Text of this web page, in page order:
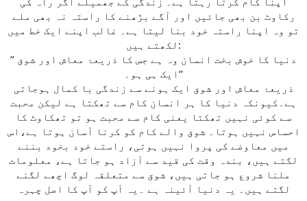
رکاوٹ بن بھی جائیں اور آگے بڑھنے کا راستہ نہ بھی ملے
تو وہ اپنا راستہ خود بنا لیتا ہے۔ غالب اپنے ایک خط میں
لکھتے ہیں:
’’ دنیا کا خوش بخت انسان وہ ہے جس کا ذریعۂ معاش اور شوق
ایک ہی ہو۔‘‘
ذریعۂ معاش اور شوق ایک ہونے سے زندگی با کمال ہوجاتی
ہے۔کیونکہ دنیا کا ہر انسان کام سے تھکتا ہے لیکن محبت
سے کوئی نہیں تھکتا یعنی کام سے محبت ہو تو تھکاوٹ کا
احساس نہیں ہوتا۔ شوق والے کام کو کرنا آسان ہوتا ہے،اس
میں معاوضے کی پروا نہیں ہوتی، راستے خود بخود بننے
لگتے ہیں، بندہ وقت کی قید سے آزاد ہو جاتا ہے، معلومات
ملنا شروع ہو جاتی ہیں، شوق سے متعلقہ لوگ اچھے لگنے
لگتے ہیں۔ یہ دنیا آئینہ ہے ۔یہ آپ کو آپ کا اصل چہرہ